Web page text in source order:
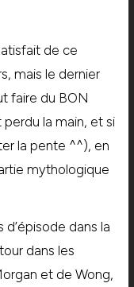
de ce
mais le dernier
faire du BON
la main, et si
la pente ^^), en
mythologique
d’épisode dans la
dans les
et de Wong,